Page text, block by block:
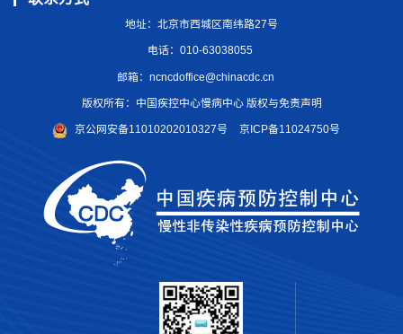
地址：北京市西城区南纬路27号
电话：010-63038055
邮箱：ncncdoffice@chinacdc.cn
版权所有：中国疾控中心慢病中心 版权与免责声明
京公网安备11010202010327号 京ICP备11024750号